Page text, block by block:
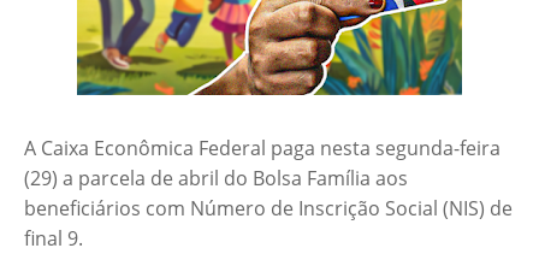
A Caixa Econômica Federal paga nesta segunda-feira
(29) a parcela de abril do Bolsa Família aos
beneficiários com Número de Inscrição Social (NIS) de
final 9.